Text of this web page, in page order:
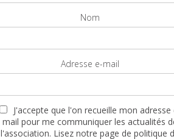
Nom
Adresse e-mail
J'accepte que l'on recueille mon adresse
mail pour me communiquer les actualités
l'association. Lisez notre page de politique